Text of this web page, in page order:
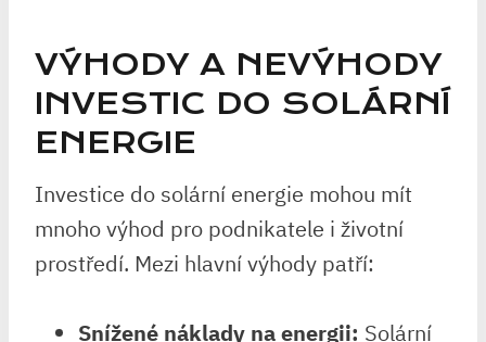
VÝHODY A NEVÝHODY
INVESTIC DO SOLÁRNÍ
ENERGIE
Investice do solární energie mohou mít
mnoho výhod pro podnikatele i životní
prostředí. Mezi hlavní výhody patří:
Snížené náklady na energii: Solární